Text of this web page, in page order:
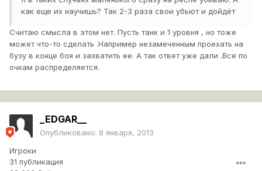
как еще их научишь? Так 2-3 раза свои убьют и дойдёт
Считаю смысла в этом нет. Пусть танк и 1 уровня , но тоже
может что-то сделать .Например незамеченным проехать на
бузу в конце боя и захватить ее. А так ответ уже дали .Все по
очкам распределяется.
_EDGAR__
Опубликовано: 8 января, 2013
Игроки
31 публикация